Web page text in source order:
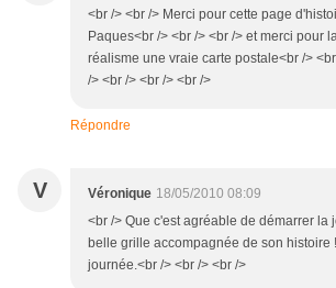
<br /> <br /> Merci pour cette page
Paques<br /> <br /> <br /> et merci pour
réalisme une vraie carte postale<br />
/> <br /> <br /> <br />
Répondre
V Véronique 18/05/2010 08:09
<br /> Que c'est agréable de démarrer la
belle grille accompagnée de son histoire
journée.<br /> <br /> <br />